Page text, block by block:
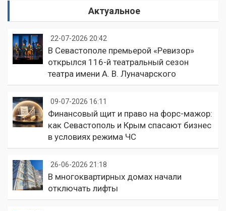
Актуальное
22-07-2026 20:42
В Севастополе премьерой «Ревизор»
открылся 116-й театральный сезон
театра имени А. В. Луначарского
09-07-2026 16:11
Финансовый щит и право на форс-мажор:
как Севастополь и Крым спасают бизнес
в условиях режима ЧС
26-06-2026 21:18
В многоквартирных домах начали
отключать лифты